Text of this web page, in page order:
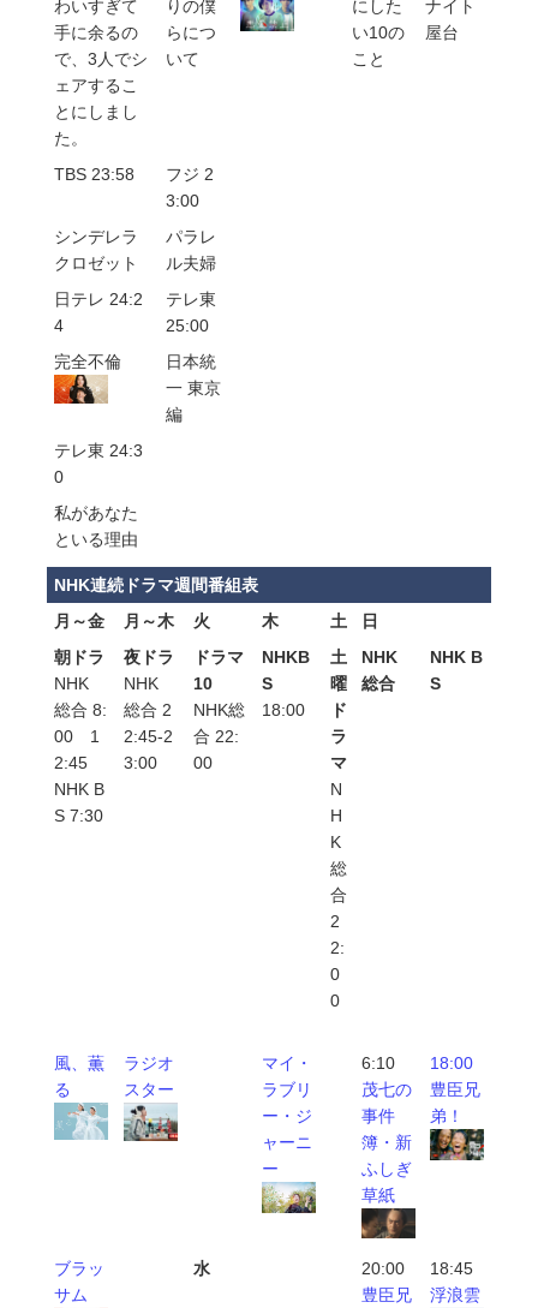
わいすぎて
手に余るの
で、3人でシ
ェアするこ
とにしまし
た。
りの僕
らにつ
いて
にした
い10の
こと
ナイト
屋台
TBS 23:58
フジ 2
3:00
シンデレラ
クロゼット
パラレ
ル夫婦
日テレ 24:2
4
テレ東
25:00
完全不倫
日本統
一 東京
編
テレ東 24:3
0
私があなた
といる理由
NHK連続ドラマ週間番組表
月～金
月～木 火 木 土
日
朝ドラ
NHK
総合 8:
00 1
2:45
NHK B
S 7:30
夜ドラ
NHK
総合 2
2:45-2
3:00
ドラマ
10
NHK総
合 22:
00
NHKB
S
18:00
土
曜
ド
ラ
マ
N
H
K
総
合
2
2:
0
0
NHK
総合
NHK B
S
風、薫
る
ラジオ
スター
マイ・
ラブリ
ー・ジ
ャーニ
ー
6:10
茂七の
事件
簿・新
ふしぎ
草紙
18:00
豊臣兄
弟！
ブラッ
サム
水
20:00
豊臣兄
18:45
浮浪雲